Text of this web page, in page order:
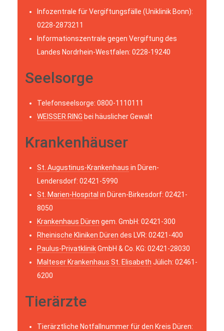
Infozentrale für Vergiftungsfälle (Uniklinik Bonn):
0228-2873211
Informationszentrale gegen Vergiftung des
Landes Nordrhein-Westfalen: 0228-19240
Seelsorge
Telefonseelsorge: 0800-1110111
WEISSER RING bei häuslicher Gewalt
Krankenhäuser
St. Augustinus-Krankenhaus in Düren-
Lendersdorf: 02421-5990
St. Marien-Hospital in Düren-Birkesdorf: 02421-
8050
Krankenhaus Düren gem. GmbH: 02421-300
Rheinische Kliniken Düren des LVR: 02421-400
Paulus-PrivatklinikGmbH & Co. KG: 02421-28030
Malteser Krankenhaus St. Elisabeth Jülich: 02461-
6200
Tierärzte
Tierärztliche Notfallnummer für den Kreis Düren: